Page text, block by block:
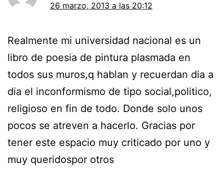
26 marzo, 2013 a las 20:12
Realmente mi universidad nacional es un
libro de poesia de pintura plasmada en
todos sus muros,q hablan y recuerdan dia a
dia el inconformismo de tipo social,politico,
religioso en fin de todo. Donde solo unos
pocos se atreven a hacerlo. Gracias por
tener este espacio muy criticado por uno y
muy queridospor otros